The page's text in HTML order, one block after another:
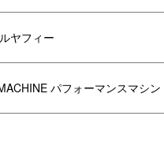
ヤフィー
パフォーマンスマシン